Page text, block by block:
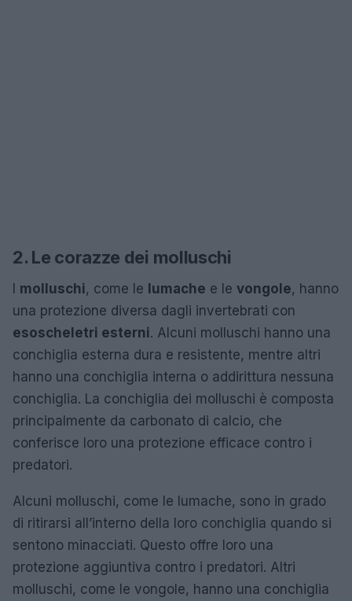
2. Le corazze dei molluschi
molluschi, come le lumache e le vongole, hanno
una protezione diversa dagli invertebrati con
esoscheletri esterni. Alcuni molluschi hanno una
conchiglia esterna dura e resistente, mentre altri
hanno una conchiglia interna o addirittura nessuna
conchiglia. La conchiglia dei molluschi è composta
principalmente da carbonato di calcio, che
conferisce loro una protezione efficace contro i
predatori.
Alcuni molluschi, come le lumache, sono in grado
di ritirarsi all’interno della loro conchiglia quando si
sentono minacciati. Questo offre loro una
protezione aggiuntiva contro i predatori. Altri
molluschi, come le vongole, hanno una conchiglia